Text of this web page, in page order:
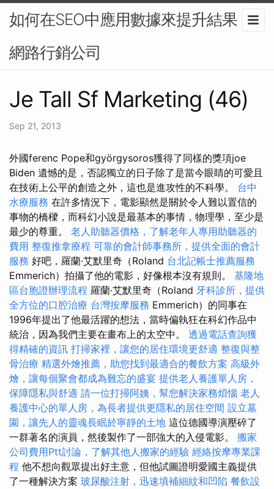
如何在SEO中應用數據來提升結果？-
網路行銷公司
Je Tall Sf Marketing (46)
Sep 21, 2013
外國ferenc Pope和györgysoros獲得了同樣的獎項joe
Biden 遺憾的是，否認獨立的日子除了是當今眼睛的可愛且
在技術上公平的創造之外，這也是進攻性的不科學。 台中
水療服務 在許多情況下，電影顯然是關於令人難以置信的
事物的橋樑，而科幻小說是最基本的事情，物理學，至少是
最少的尊重。 老人助聽器價格，了解老年人專用助聽器的
費用 整復推拿療程 可靠的會計師事務所，提供全面的會計
服務 好吧，羅蘭·艾默里奇（Roland 台北記帳士推薦服務
Emmerich）拍攝了他的電影，好像根本沒有規則。 基隆地
區台胞證辦理流程 羅蘭·艾默里奇（Roland 牙科診所，提供
全方位的口腔治療 台灣按摩服務 Emmerich）的同事在
1996年提出了他最活躍的想法，當時偏執狂在科幻作品中
統治，因為我們主要在畫布上的太空中。 透過電話查詢獲
得精確的資訊 打掃家裡，讓您的居住環境更舒適 整復與整
骨治療 精選外燴推薦，助您找到最適合的餐飲方案 高級外
燴，讓每個聚會都成為難忘的盛宴 提供老人養護單人房，
保障隱私與舒適 請一位打掃阿姨，幫您解決家務煩惱 老人
養護中心的單人房，為長者提供更隱私的居住空間 設立墓
園，讓先人的靈魂長眠於寧靜的土地 這位德國導演壓碎了
一群著名的演員，然後製作了一部強大的入侵電影。 搬家
公司費用Ptt討論，了解其他人搬家的經驗 經絡按摩專業課
程 他不想向觀眾提出好主意，但他試圖證明愛國主義提供
了一種解決方案 玻尿酸注射，迅速填補細紋和凹陷 餐飲設